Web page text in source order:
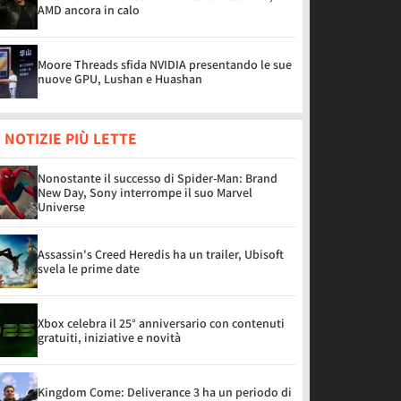
AMD ancora in calo
Moore Threads sfida NVIDIA presentando le sue
nuove GPU, Lushan e Huashan
NOTIZIE PIÙ LETTE
Nonostante il successo di Spider-Man: Brand
New Day, Sony interrompe il suo Marvel
Universe
Assassin's Creed Heredis ha un trailer, Ubisoft
svela le prime date
Xbox celebra il 25° anniversario con contenuti
gratuiti, iniziative e novità
Kingdom Come: Deliverance 3 ha un periodo di